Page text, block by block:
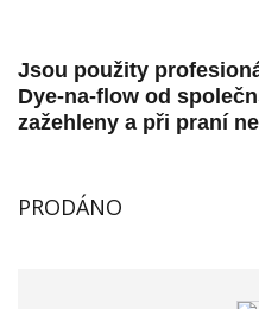
Jsou použity
Dye-na-flow od
zažehleny a při praní
PRODÁNO